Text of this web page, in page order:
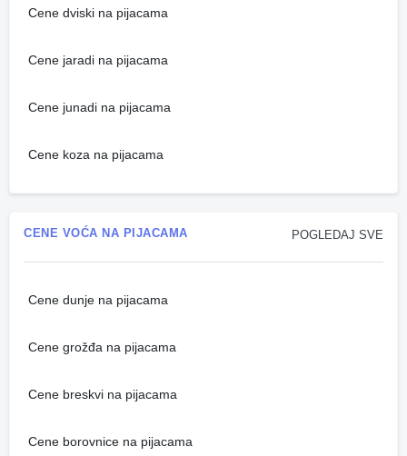
Cene dviski na pijacama
Cene jaradi na pijacama
Cene junadi na pijacama
Cene koza na pijacama
POGLEDAJ SVE
CENE VOĆA NA PIJACAMA
Cene dunje na pijacama
Cene grožđa na pijacama
Cene breskvi na pijacama
Cene borovnice na pijacama